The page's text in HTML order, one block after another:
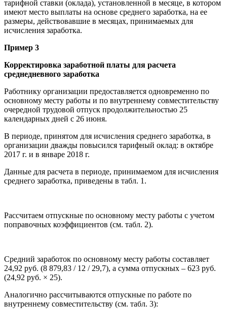
тарифной ставки (оклада), установленной в месяце, в котором
имеют место выплаты на основе среднего заработка, на ее
размеры, действовавшие в месяцах, принимаемых для
исчисления заработка.
Пример 3
Корректировка заработной платы для расчета
среднедневного заработка
Работнику организации предоставляется одновременно по
основному месту работы и по внутреннему совместительству
очередной трудовой отпуск продолжительностью 25
календарных дней с 26 июня.
В периоде, принятом для исчисления среднего заработка, в
организации дважды повысился тарифный оклад: в октябре
2017 г. и в январе 2018 г.
Данные для расчета в периоде, принимаемом для исчисления
среднего заработка, приведены в табл. 1.
Рассчитаем отпускные по основному месту работы с учетом
поправочных коэффициентов (см. табл. 2).
Средний заработок по основному месту работы составляет
24,92 руб. (8 879,83 / 12 / 29,7), а сумма отпускных – 623 руб.
(24,92 руб. × 25).
Аналогично рассчитываются отпускные по работе по
внутреннему совместительству (см. табл. 3):